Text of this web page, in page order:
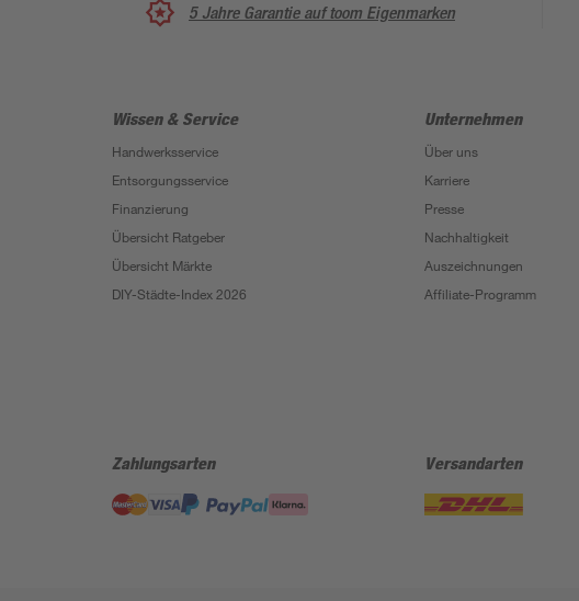
5 Jahre Garantie auf toom Eigenmarken
Wissen & Service
Handwerksservice
Entsorgungsservice
Finanzierung
Übersicht Ratgeber
Übersicht Märkte
DIY-Städte-Index 2026
Unternehmen
Über uns
Karriere
Presse
Nachhaltigkeit
Auszeichnungen
Affiliate-Programm
Zahlungsarten Versandarten